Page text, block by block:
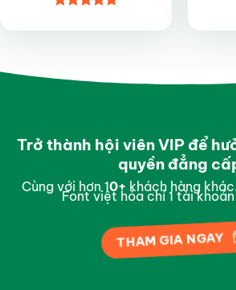
hạng4.75
Trở thành hội viên VIP để
quyền đẳng
Cùng với hơn 10+khách hàng
Font việt hóa chỉ 1 tài
THAM GIA NGAY